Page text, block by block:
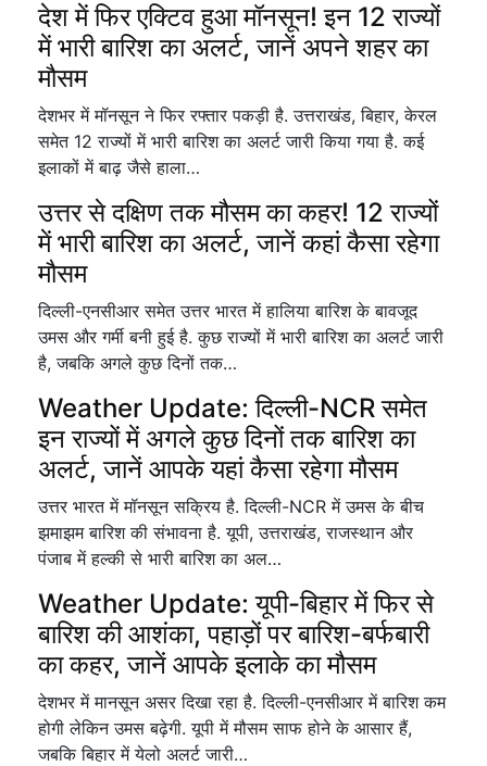
देश में फिर एक्टिव हुआ मॉनसून! इन 12 राज्यों
में भारी बारिश का अलर्ट, जानें अपने शहर का
मौसम
देशभर में मॉनसून ने फिर रफ्तार पकड़ी है. उत्तराखंड, बिहार, केरल
समेत 12 राज्यों में भारी बारिश का अलर्ट जारी किया गया है. कई
इलाकों में बाढ़ जैसे हाला…
उत्तर से दक्षिण तक मौसम का कहर! 12 राज्यों
में भारी बारिश का अलर्ट, जानें कहां कैसा रहेगा
मौसम
दिल्ली-एनसीआर समेत उत्तर भारत में हालिया बारिश के बावजूद
उमस और गर्मी बनी हुई है. कुछ राज्यों में भारी बारिश का अलर्ट जारी
है, जबकि अगले कुछ दिनों तक…
Weather Update: दिल्ली-NCR समेत
इन राज्यों में अगले कुछ दिनों तक बारिश का
अलर्ट, जानें आपके यहां कैसा रहेगा मौसम
उत्तर भारत में मॉनसून सक्रिय है. दिल्ली-NCR में उमस के बीच
झमाझम बारिश की संभावना है. यूपी, उत्तराखंड, राजस्थान और
पंजाब में हल्की से भारी बारिश का अल…
Weather Update: यूपी-बिहार में फिर से
बारिश की आशंका, पहाड़ों पर बारिश-बर्फबारी
का कहर, जानें आपके इलाके का मौसम
देशभर में मानसून असर दिखा रहा है. दिल्ली-एनसीआर में बारिश कम
होगी लेकिन उमस बढ़ेगी. यूपी में मौसम साफ होने के आसार हैं,
जबकि बिहार में येलो अलर्ट जारी…